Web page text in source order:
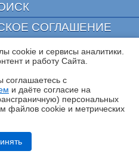
я просто хорошо убираю любое
СОГЛАШЕНИЕ
CURATOR
издание "3ДНьюс" | Свидетельство о
соблюдением законодательства в сфере
культурного наследия
с указанием автора обязательна. Полное
является нарушением
и возможно только с согласия
cookie и сервисы аналитики.
и работу Cайта.
соглашаетесь с
и даёте согласие на
персональных
файлов cookie и метрических